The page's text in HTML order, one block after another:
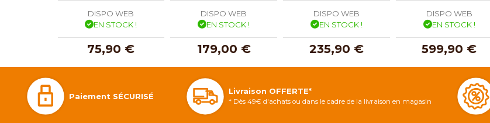
DISPO WEB
EN STOCK !
75,90 €
DISPO WEB
EN STOCK !
179,00 €
DISPO WEB
EN STOCK !
235,90 €
DISPO WEB
EN STOCK !
599,90 €
Paiement SÉCURISÉ
Livraison OFFERTE*
* Dès 49€ d'achats ou dans le cadre de la livraison en magasin